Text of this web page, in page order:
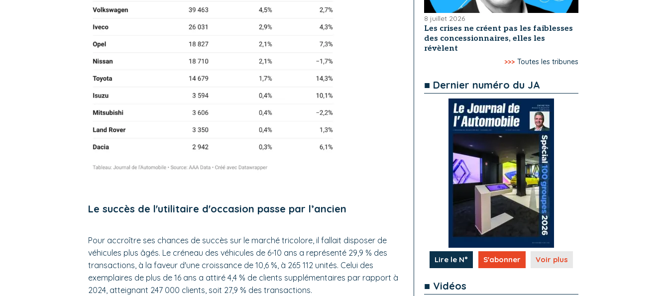
Le succès de l'utilitaire d'occasion passe par l’ancien
Pour accroître ses chances de succès sur le marché tricolore, il fallait disposer de
véhicules plus âgés. Le créneau des véhicules de 6-10 ans a représenté 29,9 % des
transactions, à la faveur d'une croissance de 10,6 %, à 265 112 unités. Celui des
exemplaires de plus de 16 ans a attiré 4,4 % de clients supplémentaires par rapport à
2024, atteignant 247 000 clients, soit 27,9 % des transactions.
8 juillet 2026
Les crises ne créent pas les faiblesses
des concessionnaires, elles les
révèlent
>>> Toutes les tribunes
■ Dernier numéro du JA
Lire le N° S'abonner Voir plus
■ Vidéos